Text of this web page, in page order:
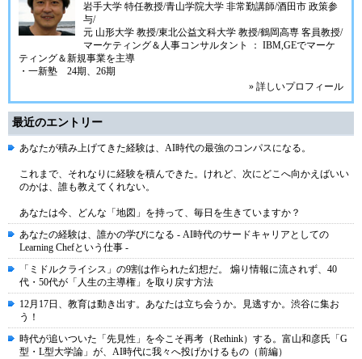
岩手大学 特任教授/青山学院大学 非常勤講師/酒田市 政策参
与/
元 山形大学 教授/東北公益文科大学 教授/鶴岡高専 客員教授/
マーケティング＆人事コンサルタント ： IBM,GEでマーケ
ティング＆新規事業を主導
・一新塾 24期、26期
» 詳しいプロフィール
最近のエントリー
あなたが積み上げてきた経験は、AI時代の最強のコンパスになる。
これまで、それなりに経験を積んできた。けれど、次にどこへ向かえばいい
のかは、誰も教えてくれない。
あなたは今、どんな「地図」を持って、毎日を生きていますか？
あなたの経験は、誰かの学びになる - AI時代のサードキャリアとしての
Learning Chefという仕事 -
「ミドルクライシス」の9割は作られた幻想だ。 煽り情報に流されず、40
代・50代が「人生の主導権」を取り戻す方法
12月17日、教育は動き出す。あなたは立ち会うか。見逃すか。渋谷に集お
う！
時代が追いついた「先見性」を今こそ再考（Rethink）する。富山和彦氏「G
型・L型大学論」が、AI時代に我々へ投げかけるもの（前編）